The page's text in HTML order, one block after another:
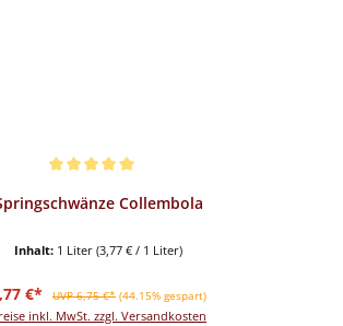
Collembola
Inhalt: 1 Liter (3,77 € / 1 Liter)
€* Regulärer Preis:
UVP 6,75 €* (44.15% gespart)
inkl. MwSt. zzgl. Versandkosten